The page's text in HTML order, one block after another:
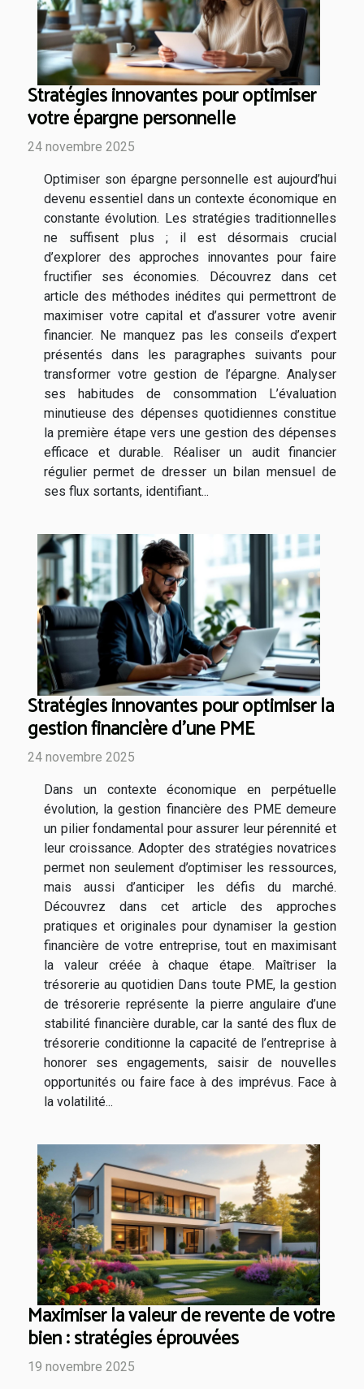
Stratégies innovantes pour optimiser
votre épargne personnelle
24 novembre 2025
Optimiser son épargne personnelle est aujourd’hui
devenu essentiel dans un contexte économique en
constante évolution. Les stratégies traditionnelles
ne suffisent plus ; il est désormais crucial
d’explorer des approches innovantes pour faire
fructifier ses économies. Découvrez dans cet
article des méthodes inédites qui permettront de
maximiser votre capital et d’assurer votre avenir
financier. Ne manquez pas les conseils d’expert
présentés dans les paragraphes suivants pour
transformer votre gestion de l’épargne. Analyser
ses habitudes de consommation L’évaluation
minutieuse des dépenses quotidiennes constitue
la première étape vers une gestion des dépenses
efficace et durable. Réaliser un audit financier
régulier permet de dresser un bilan mensuel de
ses flux sortants, identifiant...
Stratégies innovantes pour optimiser la
gestion financière d'une PME
24 novembre 2025
Dans un contexte économique en perpétuelle
évolution, la gestion financière des PME demeure
un pilier fondamental pour assurer leur pérennité et
leur croissance. Adopter des stratégies novatrices
permet non seulement d’optimiser les ressources,
mais aussi d’anticiper les défis du marché.
Découvrez dans cet article des approches
pratiques et originales pour dynamiser la gestion
financière de votre entreprise, tout en maximisant
la valeur créée à chaque étape. Maîtriser la
trésorerie au quotidien Dans toute PME, la gestion
de trésorerie représente la pierre angulaire d’une
stabilité financière durable, car la santé des flux de
trésorerie conditionne la capacité de l’entreprise à
honorer ses engagements, saisir de nouvelles
opportunités ou faire face à des imprévus. Face à
la volatilité...
Maximiser la valeur de revente de votre
bien : stratégies éprouvées
19 novembre 2025